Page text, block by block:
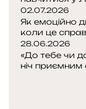
є
ш
н
с
и
02.07.2026
Як емоційно
коли це
28.06.2026
«До тебе чи
ніч приємним